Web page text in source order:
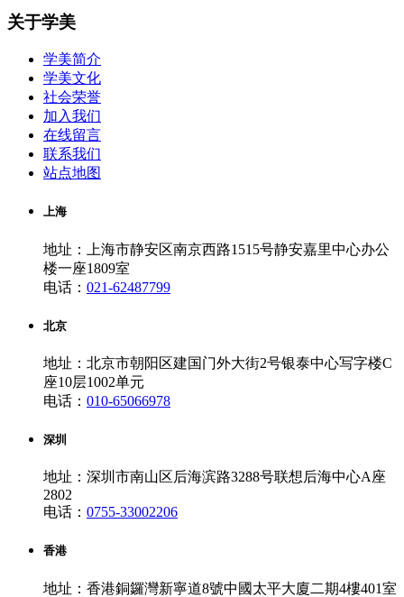
关于学美
学美简介
学美文化
社会荣誉
加入我们
在线留言
联系我们
站点地图
上海
地址：上海市静安区南京西路1515号静安嘉里中心办公
楼一座1809室
电话： 021-62487799
北京
地址：北京市朝阳区建国门外大街2号银泰中心写字楼C
座10层1002单元
电话： 010-65066978
深圳
地址：深圳市南山区后海滨路3288号联想后海中心A座
2802
电话： 0755-33002206
香港
地址：香港銅鑼灣新寧道8號中國太平大廈二期4樓401室